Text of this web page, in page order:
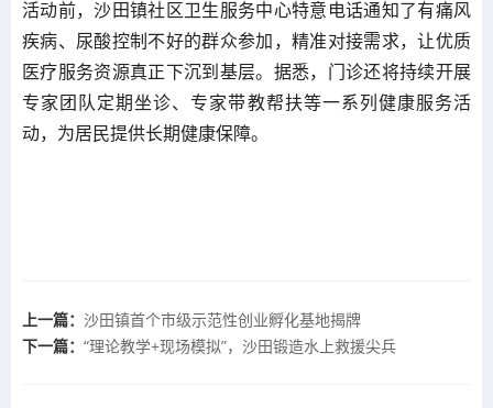
活动前，沙田镇社区卫生服务中心特意电话通知了有痛风
疾病、尿酸控制不好的群众参加，精准对接需求，让优质
医疗服务资源真正下沉到基层。据悉，门诊还将持续开展
专家团队定期坐诊、专家带教帮扶等一系列健康服务活
动，为居民提供长期健康保障。
上一篇： 沙田镇首个市级示范性创业孵化基地揭牌
下一篇： “理论教学+现场模拟”，沙田锻造水上救援尖兵